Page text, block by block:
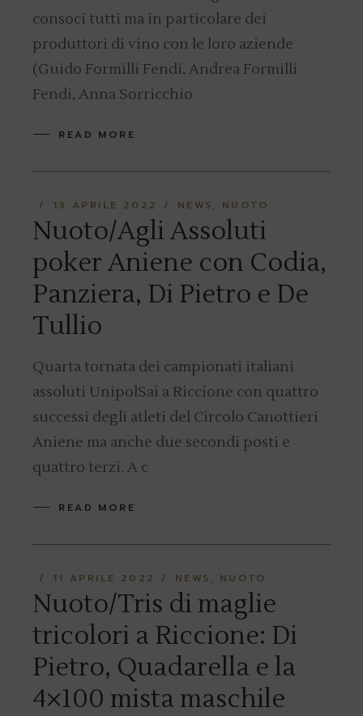
consoci tutti ma in particolare dei
produttori di vino con le loro aziende
(Guido Formilli Fendi, Andrea Formilli
Fendi, Anna Sorricchio
READ MORE
13 APRILE 2022 NEWS NUOTO
Nuoto/Agli Assoluti
poker Aniene con Codia,
Panziera, Di Pietro e De
Tullio
Quarta tornata dei campionati italiani
assoluti UnipolSai a Riccione con quattro
successi degli atleti del Circolo Canottieri
Aniene ma anche due secondi posti e
quattro terzi. A c
READ MORE
11 APRILE 2022 NEWS NUOTO
Nuoto/Tris di maglie
tricolori a Riccione: Di
Pietro, Quadarella e la
4×100 mista maschile